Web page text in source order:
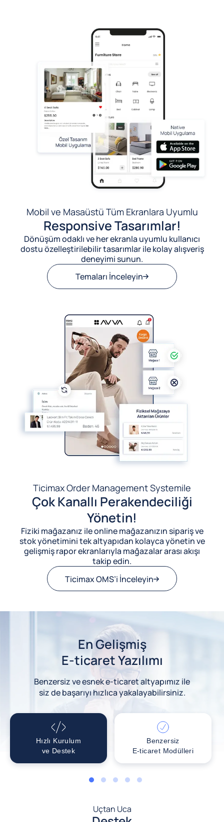
Mobil ve Masaüstü Tüm Ekranlara Uyumlu
Responsive Tasarımlar!
Dönüşüm odaklı ve her ekranla uyumlu kullanıcı
dostu özelleştirilebilir tasarımlar ile kolay alışveriş
deneyimi sunun.
Temaları İnceleyin
Ticimax Order Management Systemile
Çok Kanallı Perakendeciliği
Yönetin!
Fiziki mağazanız ile online mağazanızın sipariş ve
stok yönetimini tek altyapıdan kolayca yönetin ve
gelişmiş rapor ekranlarıyla mağazalar arası akışı
takip edin.
Ticimax OMS’i İnceleyin
En Gelişmiş
E-ticaret Yazılımı
Benzersiz ve esnek e-ticaret altyapımız ile
siz de başarıyı hızlıca yakalayabilirsiniz.
Hızlı Kurulum
ve Destek
Benzersiz
E-ticaret Modülleri
1 2 3 4 5
Uçtan Uca